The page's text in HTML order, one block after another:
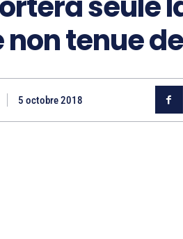
non tenue
5 octobre 2018